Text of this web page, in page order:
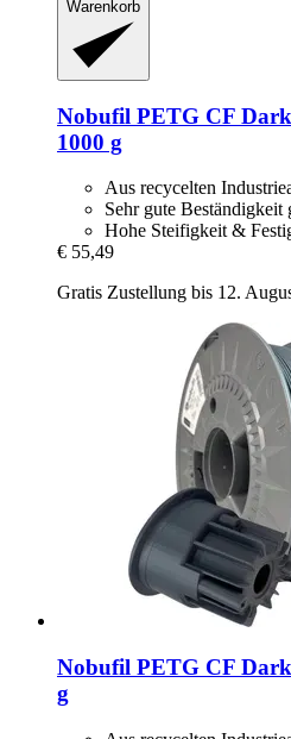
Warenkorb
Nobufil PETG CF
1000 g
Aus recycelten
Sehr gute Beständigkeit
Hohe Steifigkeit &
€ 55,49
Gratis Zustellung bis 12.
Nobufil PETG CF
g